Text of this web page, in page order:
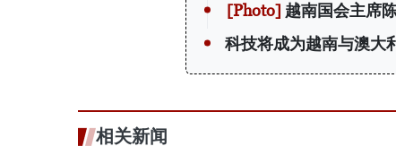
越南国会主席
科技将成为越南与澳大
相关新闻